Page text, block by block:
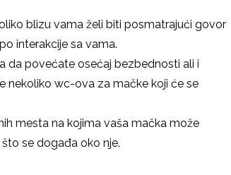
blizu vama želi biti posmatrajući govor
interakcije sa vama.
da povećate osećaj bezbednosti ali i
nekoliko wc-ova za mačke koji će se
mesta na kojima vaša mačka može
se događa oko nje.